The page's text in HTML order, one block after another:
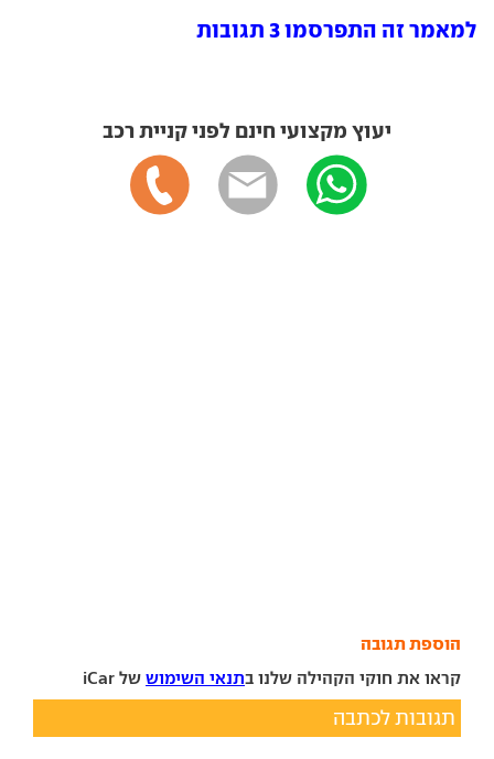
למאמר זה התפרסמו 3 תגובות
יעוץ מקצועי חינם לפני קניית רכב
הוספת תגובה
קראו את חוקי הקהילה שלנו בתנאי השימוש של iCar
תגובות לכתבה